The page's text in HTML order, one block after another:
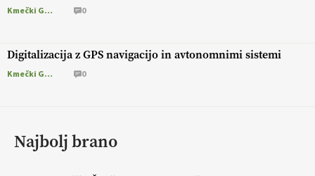
Kmečki Glas 0
Digitalizacija z GPS navigacijo in avtonomnimi sistemi
Kmečki Glas 0
Najbolj brano